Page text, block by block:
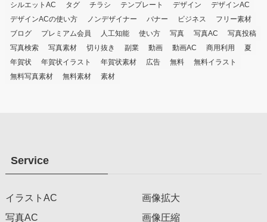
シルエットAC
タグ チラシ テンプレート デザイン
デザインAC
デザインACの使い方
ノンデザイナー バナー ビジネス
フリー素材
ブログ
プレミアム会員 人工知能 使い方 写真 写真AC
写真投稿
写真検索
写真素材 切り抜き 副業 動画 動画AC 商用利用
夏
年賀状
年賀状イラスト 年賀状素材 広告 無料
無料イラスト
無料写真素材
無料素材 素材
Service
イラストAC
写真AC
画像拡大
画像圧縮